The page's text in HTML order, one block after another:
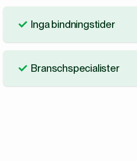
Inga bindningstider
Det är väldigt enkelt. Vi vill jobba
bindnings- eller uppsägningstider.
Branschspecialister